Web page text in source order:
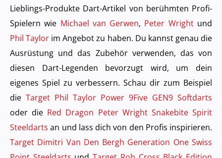
Lieblings-Produkte Dart-Artikel von berühmten Profi-
Spielern wie Michael van Gerwen, Peter Wrightund
Phil Taylor im Angebot zu haben. Du kannst genau die
Ausrüstung und das Zubehör verwenden, das von
diesen Dart-Legenden bevorzugt wird, um dein
eigenes Spiel zu verbessern. Schau dir zum Beispiel
die Target Phil Taylor Power 9Five GEN9 Softdarts
oder die Red Dragon Peter Wright Snakebite Spirit
Steeldarts an und lass dich von den Profis inspirieren.
Target Dimitri Van Den Bergh Generation One Swiss